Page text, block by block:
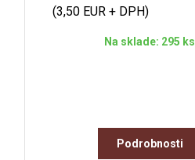
(3,50 EUR + DPH)
Na sklade: 295 ks
Podrobnosti